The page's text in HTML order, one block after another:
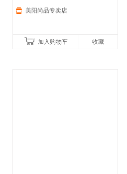
美阳尚品专卖店
加入购物车 收藏